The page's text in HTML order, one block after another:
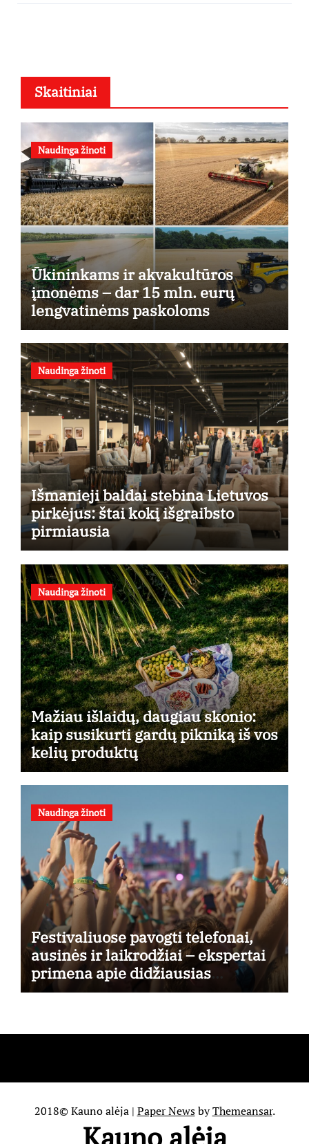
Skaitiniai
Naudinga žinoti
Ūkininkams ir akvakultūros
įmonėms – dar 15 mln. eurų
lengvatinėms paskoloms
Naudinga žinoti
Išmanieji baldai stebina Lietuvos
pirkėjus: štai kokį išgraibsto
pirmiausia
Naudinga žinoti
Mažiau išlaidų, daugiau skonio:
kaip susikurti gardų pikniką iš vos
kelių produktų
Naudinga žinoti
Festivaliuose pavogti telefonai,
ausinės ir laikrodžiai – ekspertai
primena apie didžiausias
finansines rizikas
2018© Kauno alėja | Paper NewsbyThemeansar.